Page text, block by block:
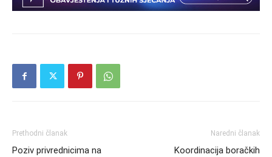
Prethodni članak
Poziv privrednicima na
Naredni članak
Koordinacija boračkih